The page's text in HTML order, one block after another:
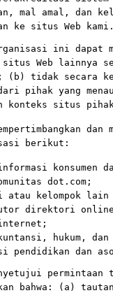
mal amal, dan
ke situs Web kami.
ini dapat
Web lainnya
(b) tidak secara
pihak yang
konteks situs pihak
berikut:
konsumen
dot.com;
atau kelompok lain
direktori
hukum,
pendidikan dan
bahwa: (a)